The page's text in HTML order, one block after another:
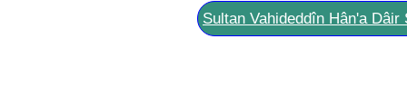
Sultan Vahideddîn Hân'a Dâir